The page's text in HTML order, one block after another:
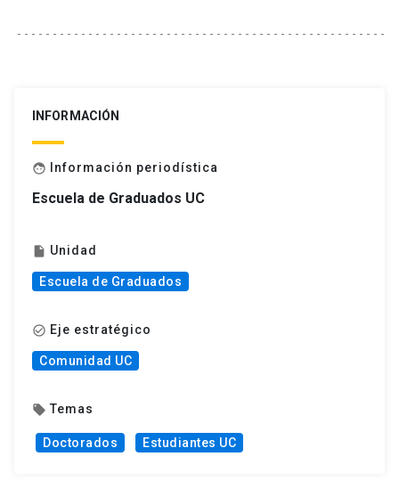
INFORMACIÓN
face Información periodística
Escuela de Graduados UC
insert_drive_file Unidad
Escuela de Graduados
check_circle_outline Eje estratégico
Comunidad UC
local_offer Temas
Doctorados Estudiantes UC